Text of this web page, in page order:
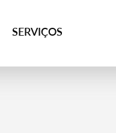
SERVIÇOS